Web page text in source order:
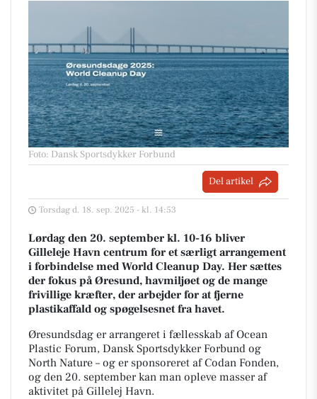
Foto: Dansk Sportsdykker Forbund
Del artikel
Torsdag d. 18. sep. 2025 - kl. 14:53
Lørdag den 20. september kl. 10-16 bliver
Gilleleje Havn centrum for et særligt arrangement
i forbindelse med World Cleanup Day. Her sættes
der fokus på Øresund, havmiljøet og de mange
frivillige kræfter, der arbejder for at fjerne
plastikaffald og spøgelsesnet fra havet.
Øresundsdag er arrangeret i fællesskab afOcean
Plastic Forum, Dansk Sportsdykker Forbund og
North Nature – og er sponsoreret afCodan Fonden,
og den 20. september kan man opleve masser af
aktivitet på Gillelej Havn.